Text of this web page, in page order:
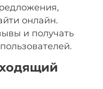
онлайн.
и получать